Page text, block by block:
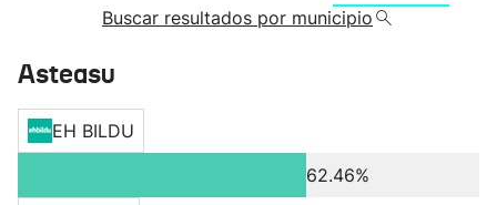
Buscar resultados por municipio
Asteasu
EH BILDU
62.46%